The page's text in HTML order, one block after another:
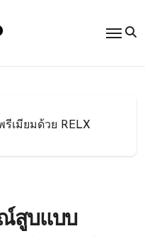
เมียมด้วย RELX
ณ์สูบแบบ